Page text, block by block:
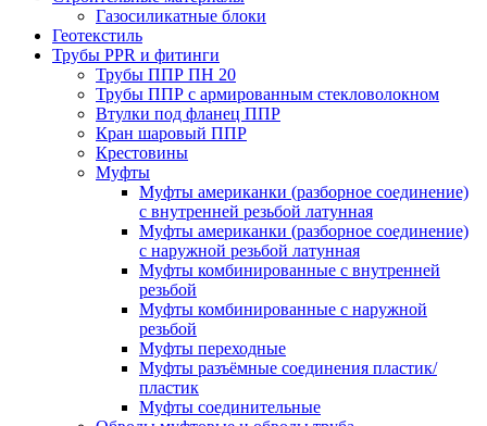
Газосиликатные блоки
Геотекстиль
Трубы PPR и фитинги
Трубы ППР ПН 20
Трубы ППР с армированным стекловолокном
Втулки под фланец ППР
Кран шаровый ППР
Крестовины
Муфты
Муфты американки (разборное соединение)
с внутренней резьбой латунная
Муфты американки (разборное соединение)
с наружной резьбой латунная
Муфты комбинированные с внутренней
резьбой
Муфты комбинированные с наружной
резьбой
Муфты переходные
Муфты разъёмные соединения пластик/
пластик
Муфты соединительные